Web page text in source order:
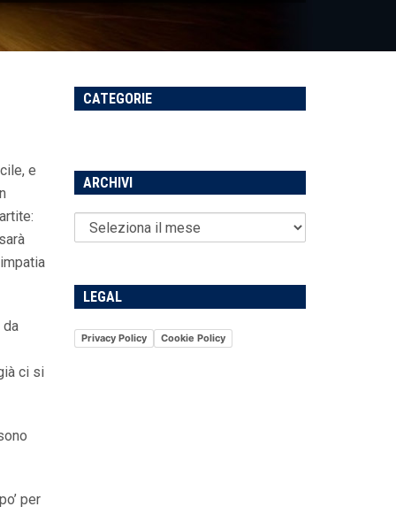
e
da
ci si
per
CATEGORIE
ARCHIVI
LEGAL
Privacy Policy Cookie Policy